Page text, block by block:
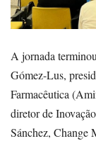
A jornada
Gómez-Lus,
Farmacêutica
diretor de
Sánchez, Change